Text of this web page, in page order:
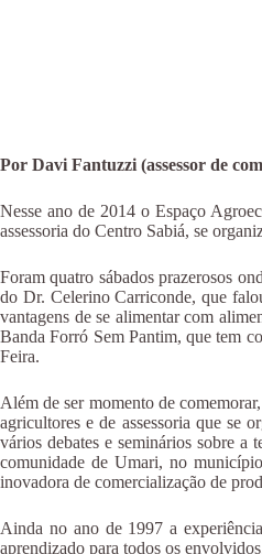
Por Davi Fantuzzi (assessor de
Nesse ano de 2014 o Espaço
assessoria do Centro Sabiá, se
Foram quatro sábados prazerosos
do Dr. Celerino Carriconde, que
vantagens de se alimentar com
Banda Forró Sem Pantim, que tem
Feira.
Além de ser momento de
agricultores e de assessoria que se
vários debates e seminários sobre a
comunidade de Umari, no
inovadora de comercialização de
Ainda no ano de 1997 a
aprendizado para todos os